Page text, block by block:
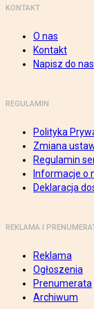
KONTAKT
O nas
Kontakt
Napisz do nas
REGULAMIN
Polityka
Zmiana
Regulamin
Informacje o
Deklaracja
REKLAMA I
Reklama
Ogłoszenia
Prenumerata
Archiwum